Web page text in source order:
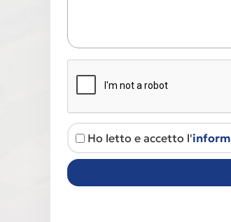
Ho letto e accetto l'